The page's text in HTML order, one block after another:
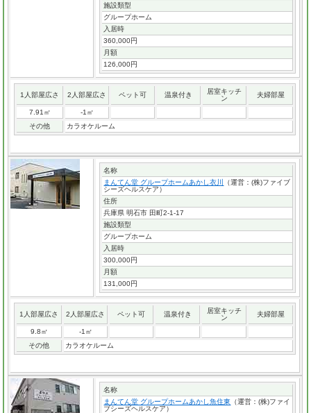
施設類型
グループホーム
入居時
360,000円
月額
126,000円
1人部屋広さ 2人部屋広さ ペット可 温泉付き
居室キッチ
ン
夫婦部屋
7.91㎡
-1㎡
その他
カラオケルーム
名称
まんてん堂 グループホームあかし衣川
（運営：(株)ファイブ
シーズヘルスケア）
住所
兵庫県 明石市 田町2-1-17
施設類型
グループホーム
入居時
300,000円
月額
131,000円
1人部屋広さ 2人部屋広さ ペット可 温泉付き
居室キッチ
ン
夫婦部屋
9.8㎡
-1㎡
その他
カラオケルーム
名称
まんてん堂 グループホームあかし魚住東 （運営：(株)ファイ
ブシーズヘルスケア）